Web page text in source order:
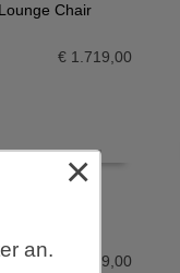
Chair
€1.719,00
Sessel,
2.169,00
an.
×